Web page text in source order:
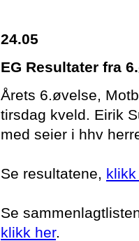
24.05
EG Resultater fra
Årets 6.øvelse,
tirsdag kveld. Eirik
med seier i hhv
Se resultatene, klikk
Se
klikk her.